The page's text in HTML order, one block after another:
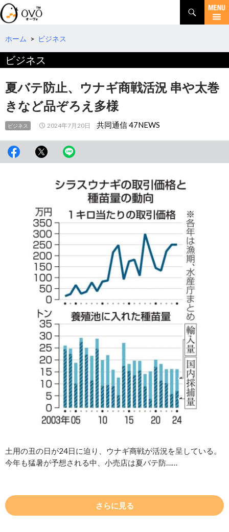
検
索
コ
テ
へ
移
動
ホーム > ビジネス
ビジネス
夏バテ防止、ウナギ商戦活況 串や太巻
きなど品ぞろえ多様
ビジネス 2024年7月20日 共同通信 47NEWS
土用の丑の日が24日に迫り、ウナギ商戦が活況を呈している。
今年も猛暑が予想される中、小売店は夏バテ防……
さらに見る